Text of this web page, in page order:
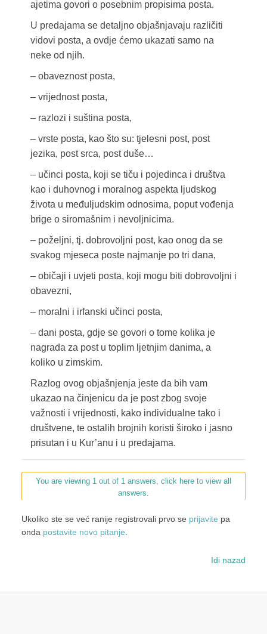
ajetima govori o posebnim propisima posta.
U predajama se detaljno objašnjavaju različiti
vidovi posta, a ovdje ćemo ukazati samo na
neke od njih.
– obaveznost posta,
– vrijednost posta,
– razlozi i suština posta,
– vrste posta, kao što su: tjelesni post, post
jezika, post srca, post duše…
– učinci posta, koji se tiču i pojedinca i društva
kao i duhovnog i moralnog aspekta ljudskog
života u međuljudskim odnosima, poput vođenja
brige o siromašnim i nevoljnicima.
– poželjni, tj. dobrovoljni post, kao onog da se
svakog mjeseca poste najmanje po tri dana,
– običaji i uvjeti posta, koji mogu biti dobrovoljni i
obavezni,
– moralni i irfanski učinci posta,
– dani posta, gdje se govori o tome kolika je
nagrada za post u toplim ljetnjim danima, a
koliko u zimskim.
Razlog ovog objašnjenja jeste da bih vam
ukazao na činjenicu da je post zbog svoje
važnosti i vrijednosti, kako individualne tako i
društvene, te ostalih brojnih koristi široko i jasno
prisutan i u Kur’anu i u predajama.
You are viewing 1 out of 1 answers, click here to view all
answers.
Ukoliko ste se već ranije registrovali prvo se prijavite pa
onda postavite novo pitanje.
Idi nazad